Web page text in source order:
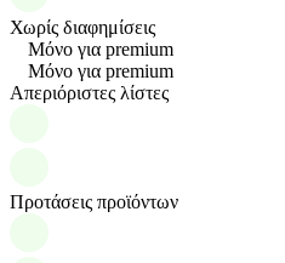
Χωρίς διαφημίσεις
Μόνο για premium
Μόνο για premium
Απεριόριστες λίστες
Προτάσεις προϊόντων